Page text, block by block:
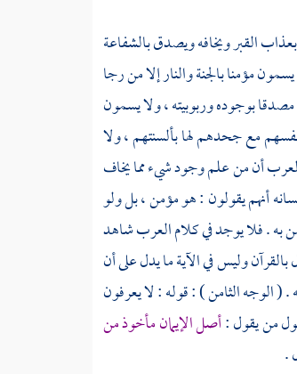
القبر ويخافه ويصدق بالشفاعة
مؤمنا بالجنة والنار إلا من رجا
بوجوده وربوبيته ، ولا يسمون
مع جحدهم لها بألسنتهم ، ولا
أن من علم وجود شيء مما يخاف
أنهم يقولون : هو مؤمن ، بل ولو
. فلا يوجد في كلامالعربشاهد
وليس في الآية ما يدل على أن
الوجه الثامن ) : قوله : لا يعرفون
من يقول :أصل الإيمان مأخوذ من
.